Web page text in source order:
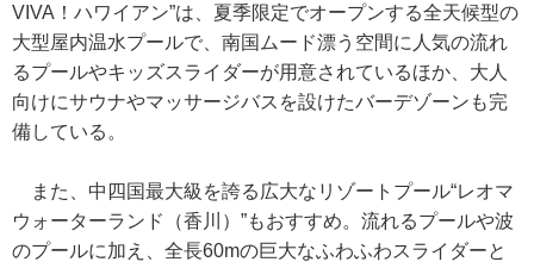
VIVA！ハワイアン”は、夏季限定でオープンする全天候型の
大型屋内温水プールで、南国ムード漂う空間に人気の流れ
るプールやキッズスライダーが用意されているほか、大人
向けにサウナやマッサージバスを設けたバーデゾーンも完
備している。
また、中四国最大級を誇る広大なリゾートプール“レオマ
ウォーターランド（香川）”もおすすめ。流れるプールや波
のプールに加え、全長60mの巨大なふわふわスライダーと